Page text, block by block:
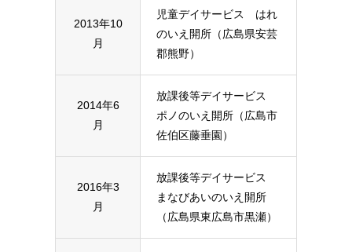
2013年10
月
児童デイサービス はれ
のいえ開所（広島県安芸
郡熊野）
2014年6
月
放課後等デイサービス
ポノのいえ開所（広島市
佐伯区藤垂園）
2016年3
月
放課後等デイサービス
まなびあいのいえ開所
（広島県東広島市黒瀬）